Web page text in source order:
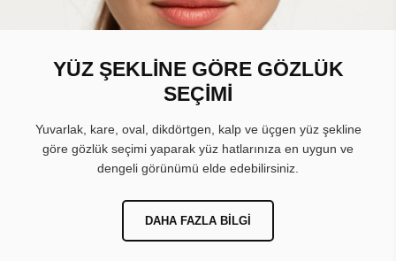
YÜZ ŞEKLİNE GÖRE GÖZLÜK
SEÇİMİ
Yuvarlak, kare, oval, dikdörtgen, kalp ve üçgen yüz şekline
göre gözlük seçimi yaparak yüz hatlarınıza en uygun ve
dengeli görünümü elde edebilirsiniz.
DAHA FAZLA BILGI